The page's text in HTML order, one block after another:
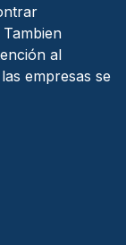
al
empresas se